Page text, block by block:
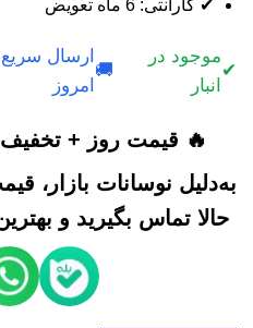
✔ گارانتی: 6 ماه تعویض
✔
موجود در
انبار
🚚
ارسال سریع
امروز
🔥 قیمت روز + تخفیف
به‌دلیل نوسانات بازار،
حالا تماس بگیرید و